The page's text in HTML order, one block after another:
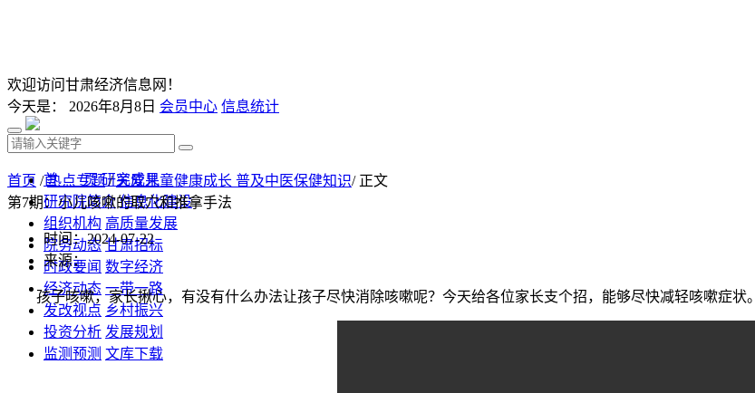
欢迎访问甘肃经济信息网！
今天是： 2026年8月8日 会员中心 信息统计
首 页 研究成果
研究院简介 信息化建设
组织机构 高质量发展
院务动态 甘肃招标
时政要闻 数字经济
经济动态 一带一路
发改视点 乡村振兴
投资分析 发展规划
监测预测 文库下载
首页 /热点专题/关爱儿童健康成长 普及中医保健知识/ 正文
第7期：小儿咳嗽的取穴和推拿手法
时间：2024-07-22
来源：
孩子咳嗽，家长揪心，有没有什么办法让孩子尽快消除咳嗽呢？今天给各位家长支个招，能够尽快减轻咳嗽症状。